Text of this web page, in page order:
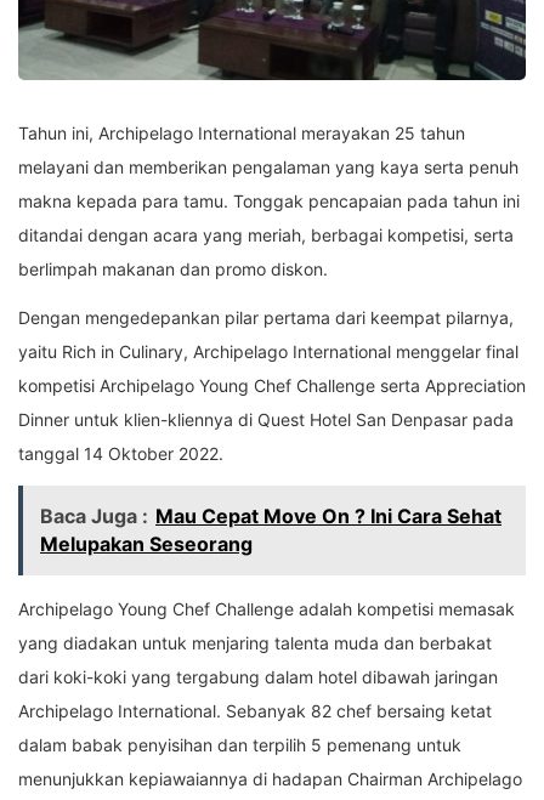
Tahun ini, Archipelago International merayakan 25 tahun
melayani dan memberikan pengalaman yang kaya serta penuh
makna kepada para tamu. Tonggak pencapaian pada tahun ini
ditandai dengan acara yang meriah, berbagai kompetisi, serta
berlimpah makanan dan promo diskon.
Dengan mengedepankan pilar pertama dari keempat pilarnya,
yaitu Rich in Culinary, Archipelago International menggelar final
kompetisi Archipelago Young Chef Challenge serta Appreciation
Dinner untuk klien-kliennya di Quest Hotel San Denpasar pada
tanggal 14 Oktober 2022.
Baca Juga : Mau Cepat Move On ? Ini Cara Sehat
Melupakan Seseorang
Archipelago Young Chef Challenge adalah kompetisi memasak
yang diadakan untuk menjaring talenta muda dan berbakat
dari koki-koki yang tergabung dalam hotel dibawah jaringan
Archipelago International. Sebanyak 82 chef bersaing ketat
dalam babak penyisihan dan terpilih 5 pemenang untuk
menunjukkan kepiawaiannya di hadapan Chairman Archipelago